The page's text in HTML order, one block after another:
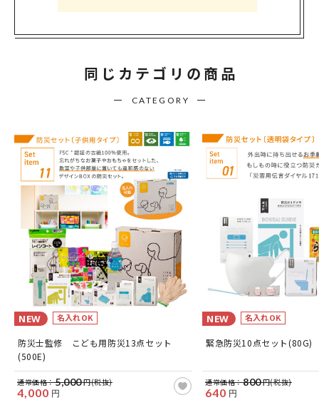
同じカテゴリの商品
CATEGORY
NEW 名入れOK
防災士監修 こども用防災13点セット
(500E)
通常価格：5,000円(税抜)
4,000 円
NEW 名入れOK
緊急防災10点セット(80G)
通常価格：800円(税抜)
640 円